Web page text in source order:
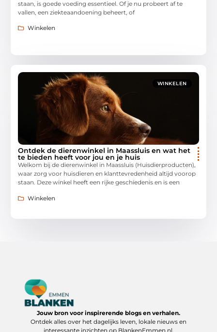
staan, is goede voeding essentieel. Of je nu probeert af te
vallen, een ziekteaandoening beheert, of
Winkelen
WINKELEN
Ontdek de dierenwinkel in Maassluis en wat het
te bieden heeft voor jou en je huis
Welkom bij de dierenwinkel in Maassluis (Huisdierproducten),
waar zorg voor huisdieren en klanttevredenheid altijd voorop
staan. Deze winkel heeft een rijke geschiedenis en is een
Winkelen
Jouw bron voor inspirerende blogs en verhalen.
Ontdek alles over het dagelijks leven, lokale nieuws en
interessante inzichten op BlankenEmmen.nl.